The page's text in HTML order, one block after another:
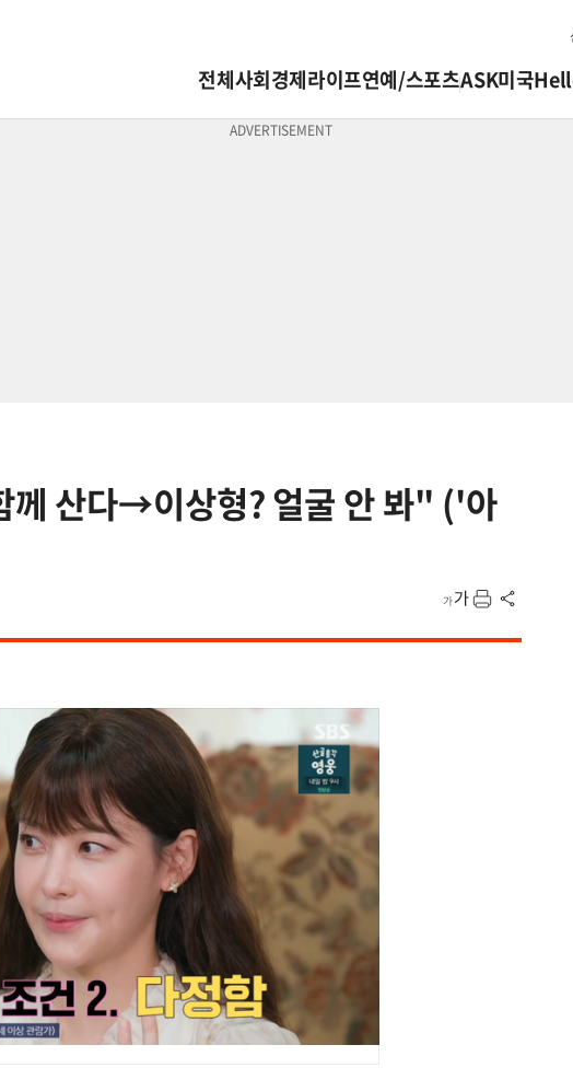
전체사회경제라이프연예/스포츠ASK미국
께 산다→이상형? 얼굴 안 봐" ('아